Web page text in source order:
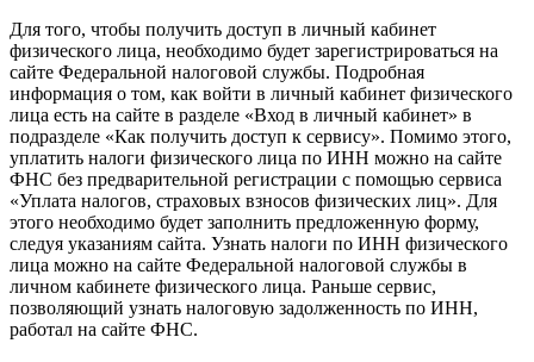
Для того, чтобы получить доступ в личный кабинет
физического лица, необходимо будет зарегистрироваться на
сайте Федеральной налоговой службы. Подробная
информация о том, как войти в личный кабинет физического
лица есть на сайте в разделе «Вход в личный кабинет» в
подразделе «Как получить доступ к сервису». Помимо этого,
уплатить налоги физического лица по ИНН можно на сайте
ФНС без предварительной регистрации с помощью сервиса
«Уплата налогов, страховых взносов физических лиц». Для
этого необходимо будет заполнить предложенную форму,
следуя указаниям сайта. Узнать налоги по ИНН физического
лица можно на сайте Федеральной налоговой службы в
личном кабинете физического лица. Раньше сервис,
позволяющий узнать налоговую задолженность по ИНН,
работал на сайте ФНС.